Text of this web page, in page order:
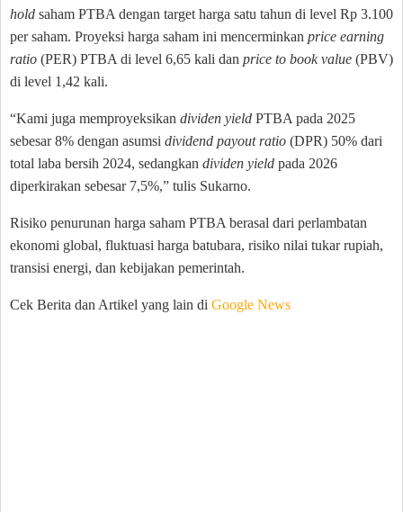
hold saham PTBA dengan target harga satu tahun di level Rp 3.100
per saham. Proyeksi harga saham ini mencerminkan price earning
ratio (PER) PTBA di level 6,65 kali dan price to book value (PBV)
di level 1,42 kali.
“Kami juga memproyeksikan dividen yield PTBA pada 2025
sebesar 8% dengan asumsi dividend payout ratio (DPR) 50% dari
total laba bersih 2024, sedangkan dividen yield pada 2026
diperkirakan sebesar 7,5%,” tulis Sukarno.
Risiko penurunan harga saham PTBA berasal dari perlambatan
ekonomi global, fluktuasi harga batubara, risiko nilai tukar rupiah,
transisi energi, dan kebijakan pemerintah.
Cek Berita dan Artikel yang lain di Google News